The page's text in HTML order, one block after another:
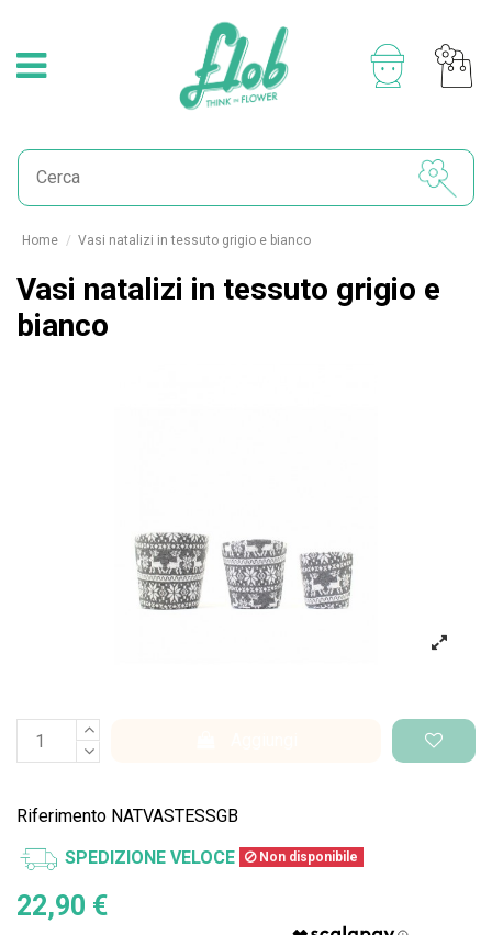
Home Vasi natalizi in tessuto grigio e bianco
Vasi natalizi in tessuto grigio e
bianco
Riferimento NATVASTESSGB
SPEDIZIONE VELOCE Non disponibile
22,90 €